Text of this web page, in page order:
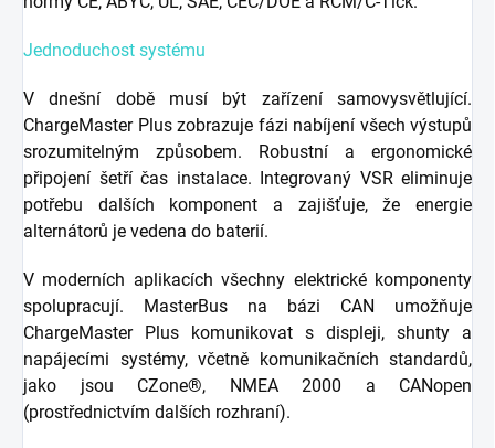
Jednoduchost systému
V dnešní době musí být zařízení samovysvětlující.
ChargeMaster Plus zobrazuje fázi nabíjení všech výstupů
srozumitelným způsobem. Robustní a ergonomické
připojení šetří čas instalace. Integrovaný VSR eliminuje
potřebu dalších komponent a zajišťuje, že energie
alternátorů je vedena do baterií.
V moderních aplikacích všechny elektrické komponenty
spolupracují. MasterBus na bázi CAN umožňuje
ChargeMaster Plus komunikovat s displeji, shunty a
napájecími systémy, včetně komunikačních standardů,
jako jsou CZone®, NMEA 2000 a CANopen
(prostřednictvím dalších rozhraní).